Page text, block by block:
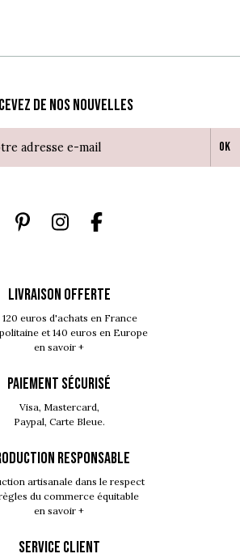
de nos nouvelles
Ok
LIVRAISON OFFERTE
120 euros d'achats en France
et 140 euros en Europe
en savoir +
PAIEMENT SÉCURISÉ
Visa, Mastercard,
Paypal, Carte Bleue.
RESPONSABLE
artisanale dans le respect
du commerce équitable
en savoir +
SERVICE CLIENT